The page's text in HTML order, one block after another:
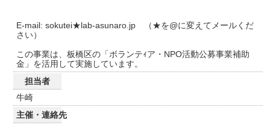
E-mail: sokutei★lab-asunaro.jp （★を@に変えてメールくだ
さい）
この事業は、板橋区の「ボランテｨア・NPO活動公募事業補助
金」を活用して実施しています。
担当者
牛崎
主催・連絡先